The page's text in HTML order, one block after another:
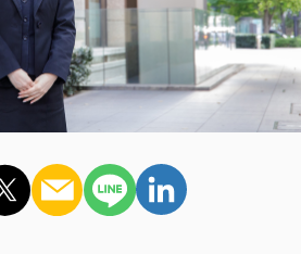
用マイページ/ログイン
シップマイページ / ログイン